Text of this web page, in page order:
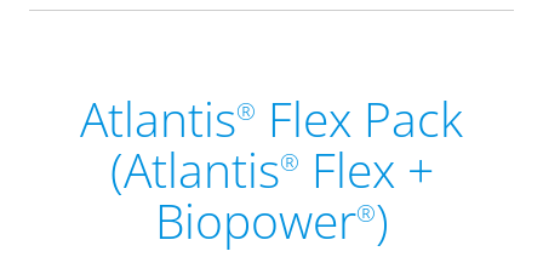
Atlantis® Flex Pack
(Atlantis® Flex +
Biopower®)